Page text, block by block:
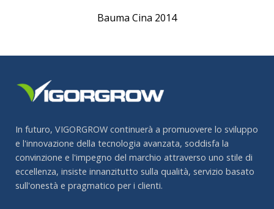
Bauma Cina 2014
In futuro, VIGORGROW continuerà a promuovere lo sviluppo
e l'innovazione della tecnologia avanzata, soddisfa la
convinzione e l'impegno del marchio attraverso uno stile di
eccellenza, insiste innanzitutto sulla qualità, servizio basato
sull'onestà e pragmatico per i clienti.